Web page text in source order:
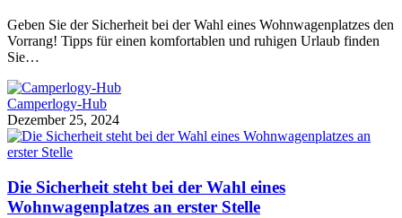
Geben Sie der Sicherheit bei der Wahl eines Wohnwagenplatzes den
Vorrang! Tipps für einen komfortablen und ruhigen Urlaub finden
Sie…
Camperlogy-Hub
Dezember 25, 2024
Die Sicherheit steht bei der Wahl eines
Wohnwagenplatzes an erster Stelle